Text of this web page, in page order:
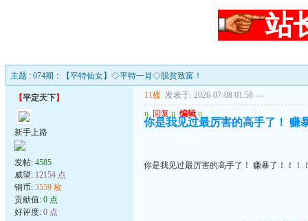
站
主题 : 074期：【平特仙女】◇平特一肖◇脱贫致富！
【平定天下】
新手上路
发帖: 4585
威望: 12154 点
铜币: 3559 枚
贡献值: 0 点
好评度: 0 点
11楼 发表于: 2026-07-08 01:58 ---
u 回复 u 编辑 u
你是我见过最厉害的高手了！ 赚
你是我见过最厉害的高手了！ 赚暴了！！！